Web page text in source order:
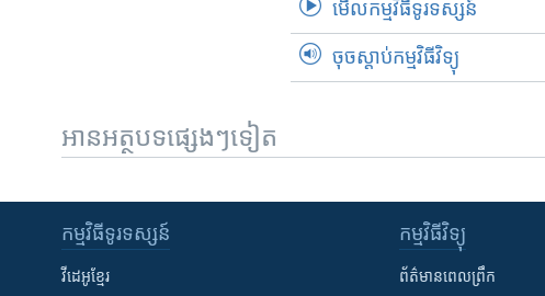
មើល​កម្មវិធី​ទូរទស្សន៍
ចុចស្តាប់កម្មវិធីវិទ្យុ
អានអត្ថបទផ្សេងៗទៀត
កម្មវិធី​ទូរទស្សន៍
វីដេអូ​ខ្មែរ
កម្មវិធី​វិទ្យុ
ព័ត៌មាន​ពេល​ព្រឹក